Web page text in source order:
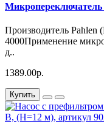
Производитель
4000Применение
д..
1389.00р.
Купить